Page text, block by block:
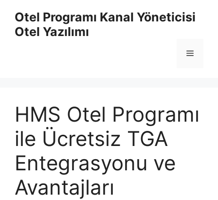
Otel Programı Kanal Yöneticisi
Otel Yazılımı
Menü
HMS Otel Programı
ile Ücretsiz TGA
Entegrasyonu ve
Avantajları